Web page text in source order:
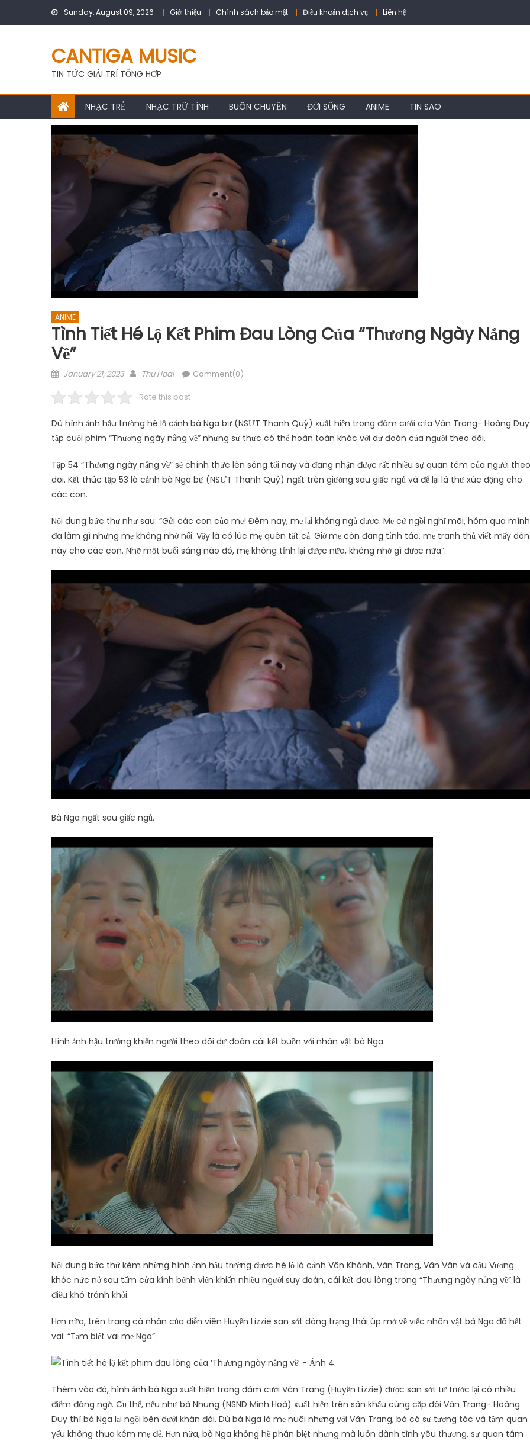
Sunday, August 09, 2026 Giới thiệu Chính sách bảo mật Điều khoản dịch vụ Liên hệ
CANTIGA MUSIC
TIN TỨC GIẢI TRÍ TỔNG HỢP
NHẠC TRẺ NHẠC TRỮ TÌNH BUÔN CHUYỆN ĐỜI SỐNG ANIME TIN SAO
ANIME
Tình Tiết Hé Lộ Kết Phim Đau Lòng Của “Thương Ngày Nắng
Về”
Posted
January 21, 2023 Author
Thu Hoai Comment(0)
Rate this post
Dù hình ảnh hậu trường hé lộ cảnh bà Nga bự (NSƯT Thanh Quý) xuất hiện trong đám cưới của Vân Trang- Hoàng
tập cuối phim “Thương ngày nắng về” nhưng sự thực có thể hoàn toàn khác với dự đoán của người theo dõi.
Tập 54 “Thương ngày nắng về” sẽ chính thức lên sóng tối nay và đang nhận được rất nhiều sự quan tâm của người theo
dõi. Kết thúc tập 53 là cảnh bà Nga bự (NSƯT Thanh Quý) ngất trên giường sau giấc ngủ và để lại lá thư xúc động cho
các con.
Nội dung bức thư như sau: “Gửi các con của mẹ! Đêm nay, mẹ lại không ngủ được. Mẹ cứ ngồi nghĩ mãi, hôm qua mình
đã làm gì nhưng mẹ không nhớ nổi. Vậy là có lúc mẹ quên tất cả. Giờ mẹ còn đang tỉnh táo, mẹ tranh thủ viết mấy
này cho các con. Nhỡ một buổi sáng nào đó, mẹ không tỉnh lại được nữa, không nhớ gì được nữa”.
Bà Nga ngất sau giấc ngủ.
Hình ảnh hậu trường khiến người theo dõi dự đoán cái kết buồn với nhân vật bà Nga.
Nội dung bức thứ kèm những hình ảnh hậu trường được hé lộ là cảnh Vân Khánh, Vân Trang, Vân Vân và cậu Vượng
khóc nức nở sau tấm cửa kính bệnh viện khiến nhiều người suy đoán, cái kết đau lòng trong “Thương ngày nắng về” là
điều khó tránh khỏi.
Hơn nữa, trên trang cá nhân của diễn viên Huyền Lizzie san sớt dòng trạng thái úp mở về việc nhân vật bà Nga đã hết
vai: “Tạm biệt vai mẹ Nga”.
Thêm vào đó, hình ảnh bà Nga xuất hiện trong đám cưới Vân Trang (Huyền Lizzie) được san sớt từ trước lại có nhiều
điểm đáng ngờ. Cụ thể, nếu như bà Nhung (NSND Minh Hoà) xuất hiện trên sân khấu cùng cặp đôi Vân Trang- Hoàng
Duy thì bà Nga lại ngồi bên dưới khán đài. Dù bà Nga là mẹ nuôi nhưng với Vân Trang, bà có sự tương tác và tầm quan
yếu không thua kém mẹ đẻ. Hơn nữa, bà Nga không hề phân biệt nhưng mà luôn dành tình yêu thương, sự quan tâm